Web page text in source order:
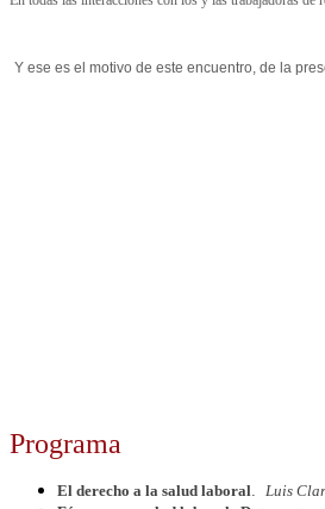
Y ese es el motivo de este encuentro, de la
Programa
El derecho a la salud laboral. Luis